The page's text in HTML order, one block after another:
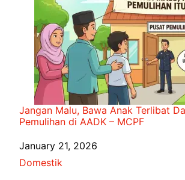
Jangan Malu, Bawa Anak Terlibat
Pemulihan di AADK – MCPF
Date
January 21, 2026
In relation to
Domestik